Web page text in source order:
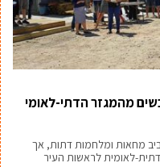
מהמגזר הדתי-לאומי
מחאות ומלחמות דתות, אך
לאומית לראשות העיר